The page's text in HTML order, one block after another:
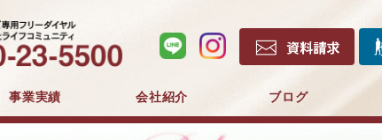
事業実績 会社紹介 ブログ